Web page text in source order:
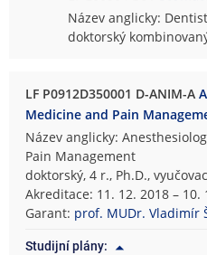
Název anglicky:
doktorský
LF P0912D350001 D-ANIM-A
Medicine and Pain
Název anglicky:
Pain Management
doktorský, 4 r., Ph.D.,
Akreditace: 11. 12. 2018 – 10.
Garant: prof. MUDr. Vladimír
Studijní plány: